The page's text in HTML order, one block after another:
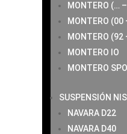
MONTERO (…
MONTERO
MONTERO (92
MONTERO IO
MONTERO
SUSPENSIÓN
NAVARA D22
NAVARA D40